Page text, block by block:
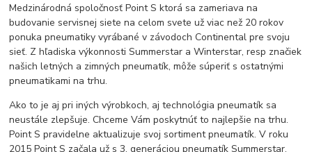
Medzinárodná spoločnosť Point S ktorá sa zameriava na
budovanie servisnej siete na celom svete už viac než 20 rokov
ponuka pneumatiky vyrábané v závodoch Continental pre svoju
sieť. Z hľadiska výkonnosti Summerstar a Winterstar, resp značiek
našich letných a zimných pneumatík, môže súperiť s ostatnými
pneumatikami na trhu.
Ako to je aj pri iných výrobkoch, aj technológia pneumatík sa
neustále zlepšuje. Chceme Vám poskytnúť to najlepšie na trhu.
Point S pravidelne aktualizuje svoj sortiment pneumatík. V roku
2015 Point S začala už s 3. generáciou pneumatík Summerstar.